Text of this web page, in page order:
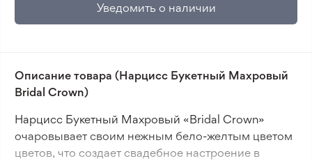
Уведомить о наличии
Описание товара (Нарцисс Букетный Махровый
Bridal Crown)
Нарцисс Букетный Махровый «Bridal Crown»
очаровывает своим нежным бело-желтым цветом
цветов, что создает свадебное настроение в